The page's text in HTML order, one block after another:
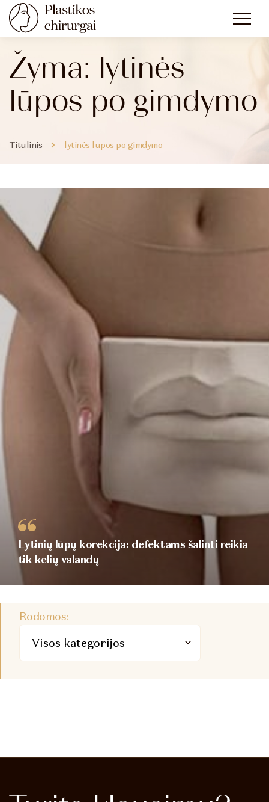
Žyma: lytinės
lūpos po gimdymo
Titulinis lytinės lūpos po gimdymo
Lytinių lūpų korekcija: defektams šalinti reikia
tik kelių valandų
Rodomos: